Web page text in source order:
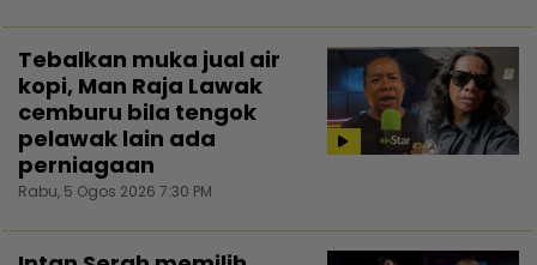
Tebalkan muka jual air
kopi, Man Raja Lawak
cemburu bila tengok
pelawak lain ada
perniagaan
Rabu, 5 Ogos 2026 7:30 PM